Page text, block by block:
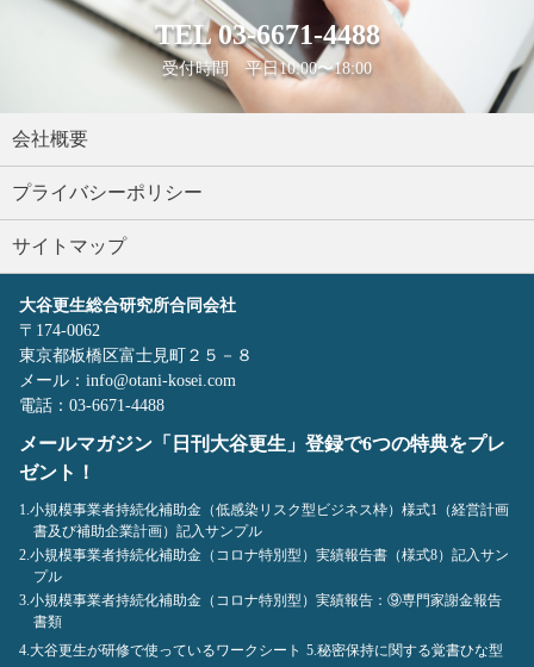
TEL03-6671-4488
受付時間 平日10:00〜18:00
会社概要
プライバシーポリシー
サイトマップ
大谷更生総合研究所合同会社
〒174-0062
東京都板橋区富士見町２５－８
メール：info@otani-kosei.com
電話：03-6671-4488
メールマガジン「日刊大谷更生」登録で6つの特典をプレ
ゼント！
1.小規模事業者持続化補助金（低感染リスク型ビジネス枠）様式1（経営計画
書及び補助企業計画）記入サンプル
2.小規模事業者持続化補助金（コロナ特別型）実績報告書（様式8）記入サン
プル
3.小規模事業者持続化補助金（コロナ特別型）実績報告：⑨専門家謝金報告
書類
4.大谷更生が研修で使っているワークシート 5.秘密保持に関する覚書ひな型